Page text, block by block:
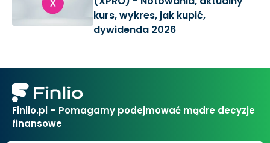
kurs, wykres, jak kupić,
dywidenda 2026
Finlio.pl – Pomagamy podejmować mądre decyzje
finansowe